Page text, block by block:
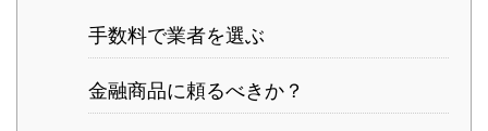
手数料で業者を選ぶ
金融商品に頼るべきか？